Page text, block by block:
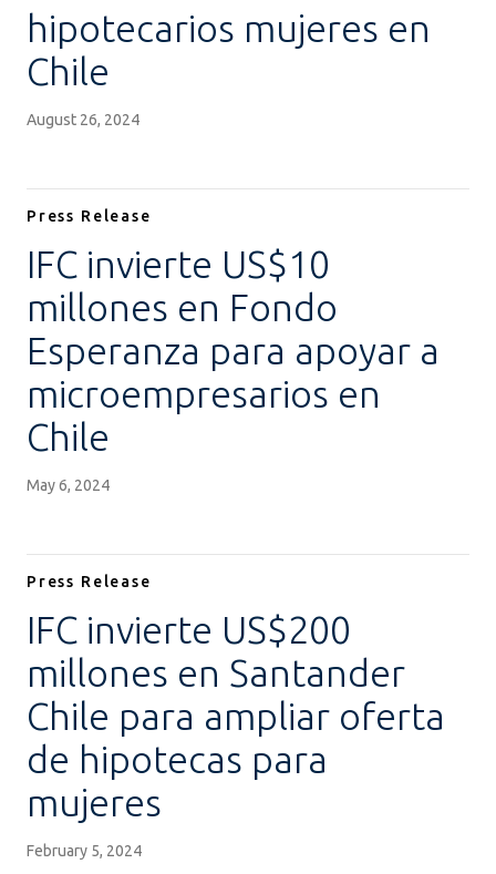
hipotecarios mujeres en
Chile
August 26, 2024
Press Release
IFC invierte US$10
millones en Fondo
Esperanza para apoyar a
microempresarios en
Chile
May 6, 2024
Press Release
IFC invierte US$200
millones en Santander
Chile para ampliar oferta
de hipotecas para
mujeres
February 5, 2024